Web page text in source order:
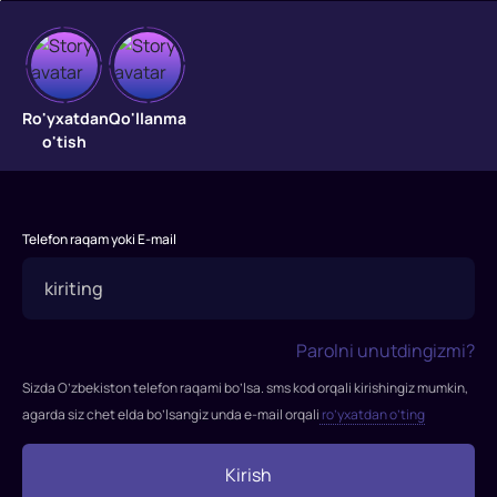
Maxfiy
Hamkorlik
2
ekstraditsiya
jarayonida
savdochisi
Chan
FQB
Ro'yxatdan
o'tish
Qo'llanma
Telefon raqam yoki E-mail
Parolni unutdingizmi?
Sizda O’zbekiston telefon raqami bo’lsa. sms kod orqali kirishingiz mumkin,
agarda siz chet elda bo’lsangiz unda e-mail orqali ro’yxatdan o’ting
Kirish